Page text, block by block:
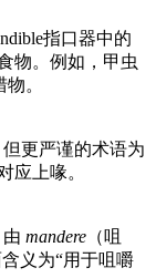
指口器中的
物。例如，甲虫
。
更严谨的术语为
应上喙。
由 mandere （咀
义为“用于咀嚼